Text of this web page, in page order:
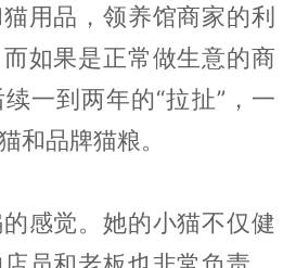
用品，领养馆商家的利
如果是正常做生意的商
一到两年的“拉扯”，一
和品牌猫粮。
感觉。她的小猫不仅健